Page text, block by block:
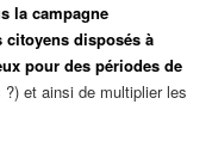
la campagne
citoyens disposés à
pour des périodes de
et ainsi de multiplier les